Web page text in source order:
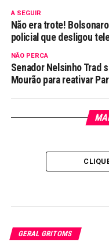
A SEGUIR
Não era trote!
policial que desligou
NÃO PERCA
Senador Nelsinho Trad
Mourão para reativar
GERAL GRITOMS